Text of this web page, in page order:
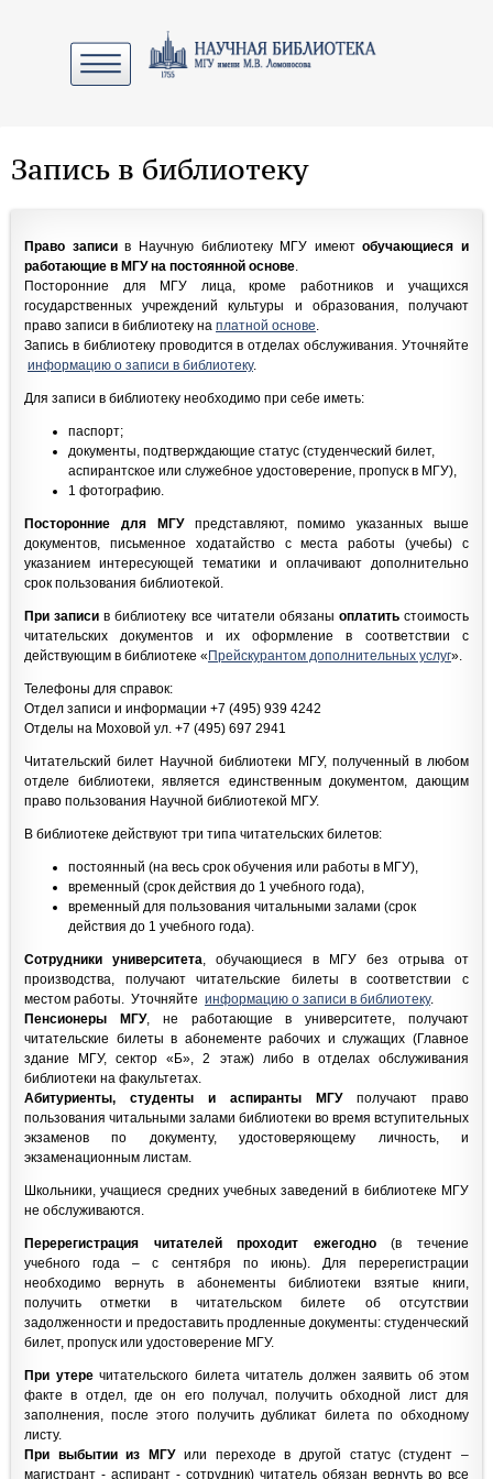
Запись в библиотеку
Право записив Научную библиотеку МГУ имеютобучающиеся и
работающие в МГУ на постоянной основе.
Посторонние для МГУ лица, кроме работников и учащихся
государственных учреждений культуры и образования, получают
право записи в библиотеку на платной основе.
Запись в библиотеку проводится в отделах обслуживания. Уточняйте
информацию о записи в библиотеку.
Для записи в библиотеку необходимо при себе иметь:
паспорт;
документы, подтверждающие статус (студенческий билет,
аспирантское или служебное удостоверение, пропуск в МГУ),
1 фотографию.
Посторонние для МГУпредставляют, помимо указанных выше
документов, письменное ходатайство с места работы (учебы) с
указанием интересующей тематики и оплачивают дополнительно
срок пользования библиотекой.
При записи в библиотеку все читатели обязаны оплатитьстоимость
читательских документов и их оформление в соответствии с
действующим в библиотеке « Прейскурантом дополнительных услуг».
Телефоны для справок:
Отдел записи и информации +7 (495) 939 4242
Отделы на Моховой ул. +7 (495) 697 2941
Читательский билет Научной библиотеки МГУ, полученный в любом
отделе библиотеки, является единственным документом, дающим
право пользования Научной библиотекой МГУ.
В библиотеке действуют три типа читательских билетов:
постоянный (на весь срок обучения или работы в МГУ),
временный (срок действия до 1 учебного года),
временный для пользования читальными залами (срок
действия до 1 учебного года).
Сотрудники университета, обучающиеся в МГУ без отрыва от
производства, получают читательские билеты в соответствии с
местом работы. Уточняйте информацию о записи в библиотеку.
Пенсионеры МГУ, не работающие в университете, получают
читательские билеты в абонементе рабочих и служащих (Главное
здание МГУ, сектор «Б», 2 этаж) либо в отделах обслуживания
библиотеки на факультетах.
Абитуриенты, студенты и аспиранты МГУполучают право
пользования читальными залами библиотеки во время вступительных
экзаменов по документу, удостоверяющему личность, и
экзаменационным листам.
Школьники, учащиеся средних учебных заведений в библиотеке МГУ
не обслуживаются.
Перерегистрация читателей проходит ежегодно(в течение
учебного года – с сентября по июнь). Для перерегистрации
необходимо вернуть в абонементы библиотеки взятые книги,
получить отметки в читательском билете об отсутствии
задолженности и предоставить продленные документы: студенческий
билет, пропуск или удостоверение МГУ.
При утеречитательского билета читатель должен заявить об этом
факте в отдел, где он его получал, получить обходной лист для
заполнения, после этого получить дубликат билета по обходному
листу.
При выбытии из МГУили переходе в другой статус (студент –
магистрант - аспирант - сотрудник) читатель обязан вернуть во все